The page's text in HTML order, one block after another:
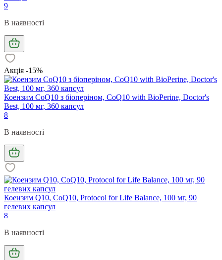
9
В наявності
Акція -15%
Коензим CoQ10 з біоперіном, CoQ10 with BioPerine, Doctor's
Best, 100 мг, 360 капсул
8
В наявності
Коензим Q10, CoQ10, Protocol for Life Balance, 100 мг, 90
гелевих капсул
8
В наявності